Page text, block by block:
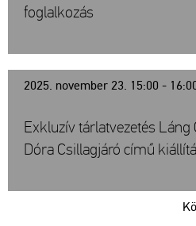
foglalkozás
2025. november 23. 15:00 -
Exkluzív tárlatvezetés Láng
Dóra Csillagjáró című